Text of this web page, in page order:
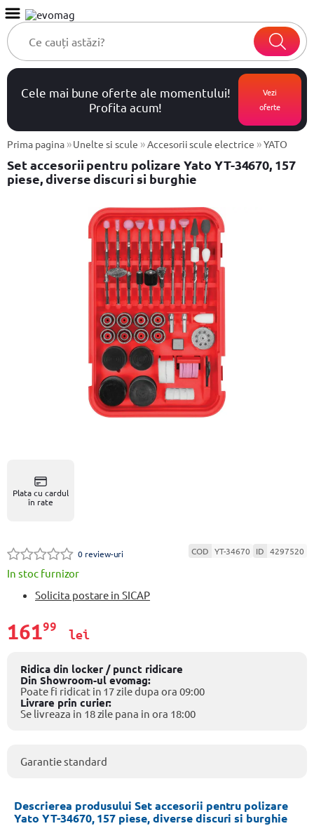
Cele mai bune oferte ale momentului!
Profita acum!
Vezi
oferte
Prima pagina »Unelte si scule »Accesorii scule electrice »YATO
Set accesorii pentru polizare Yato YT-34670, 157
piese, diverse discuri si burghie
Plata cu cardul
în rate
0 review-uri COD YT-34670 ID 4297520
In stoc furnizor
Solicita postare in SICAP
16199
lei
Ridica din locker / punct ridicare
Din Showroom-ul evomag:
Poate fi ridicat in 17 zile dupa ora 09:00
Livrare prin curier:
Se livreaza in 18 zile pana in ora 18:00
Garantie standard
Descrierea produsului Set accesorii pentru polizare
Yato YT-34670, 157 piese, diverse discuri si burghie